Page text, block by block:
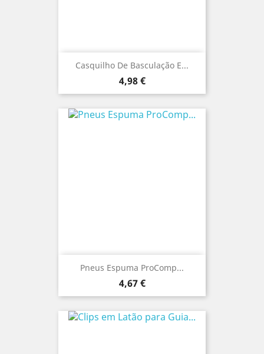
Casquilho De Basculação E...
Preço
4,98 €
Pneus Espuma ProComp...
Preço
4,67 €